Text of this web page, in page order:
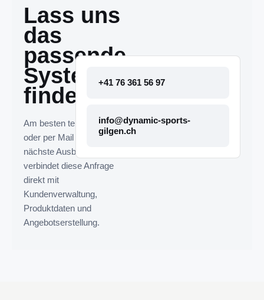
Lass uns
das
passende
System
finden.
Am besten telefonisch
oder per Mail melden. Die
nächste Ausbaustufe
verbindet diese Anfrage
direkt mit
Kundenverwaltung,
Produktdaten und
Angebotserstellung.
+41 76 361 56 97
info@dynamic-sports-
gilgen.ch